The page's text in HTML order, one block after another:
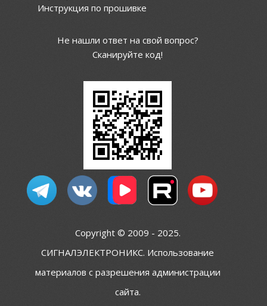
Инструкция по прошивке
Не нашли ответ на свой вопрос?
Сканируйте код!
Copyright © 2009 - 2025.
СИГНАЛЭЛЕКТРОНИКС. Использование
материалов с разрешения администрации
сайта.